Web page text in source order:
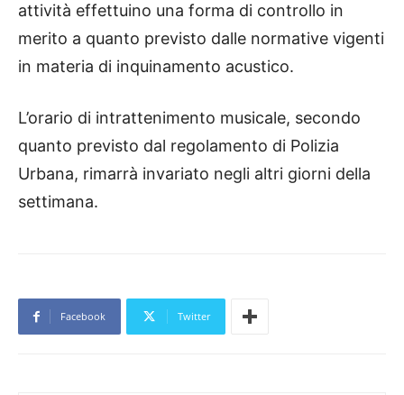
attività effettuino una forma di controllo in
merito a quanto previsto dalle normative vigenti
in materia di inquinamento acustico.
L’orario di intrattenimento musicale, secondo
quanto previsto dal regolamento di Polizia
Urbana, rimarrà invariato negli altri giorni della
settimana.
Facebook Twitter